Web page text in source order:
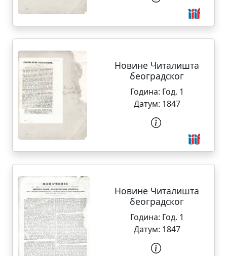
Новине Читалишта
београдског
Година: Год. 1
Датум: 1847
Новине Читалишта
београдског
Година: Год. 1
Датум: 1847